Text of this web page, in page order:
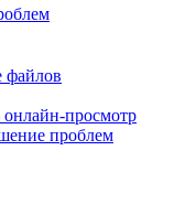
файлов
просмотр
проблем